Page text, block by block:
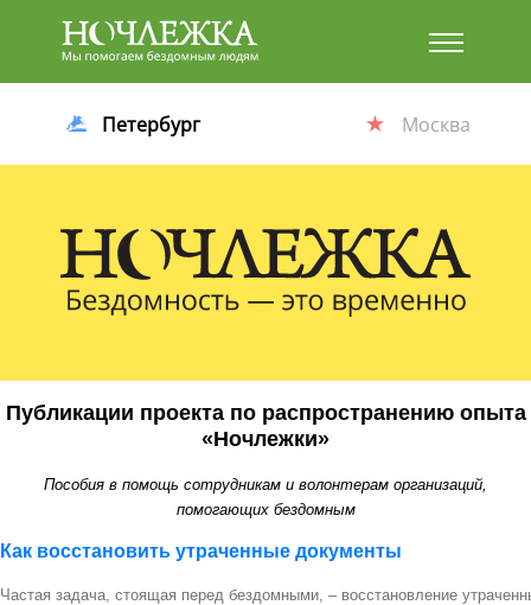
Баннер
Петербург Москва
Публикации проекта по распространению опыта
«Ночлежки»
Пособия в помощь сотрудникам и волонтерам организаций,
помогающих бездомным
Как восстановить утраченные документы
Частая задача, стоящая перед бездомными, – восстановление